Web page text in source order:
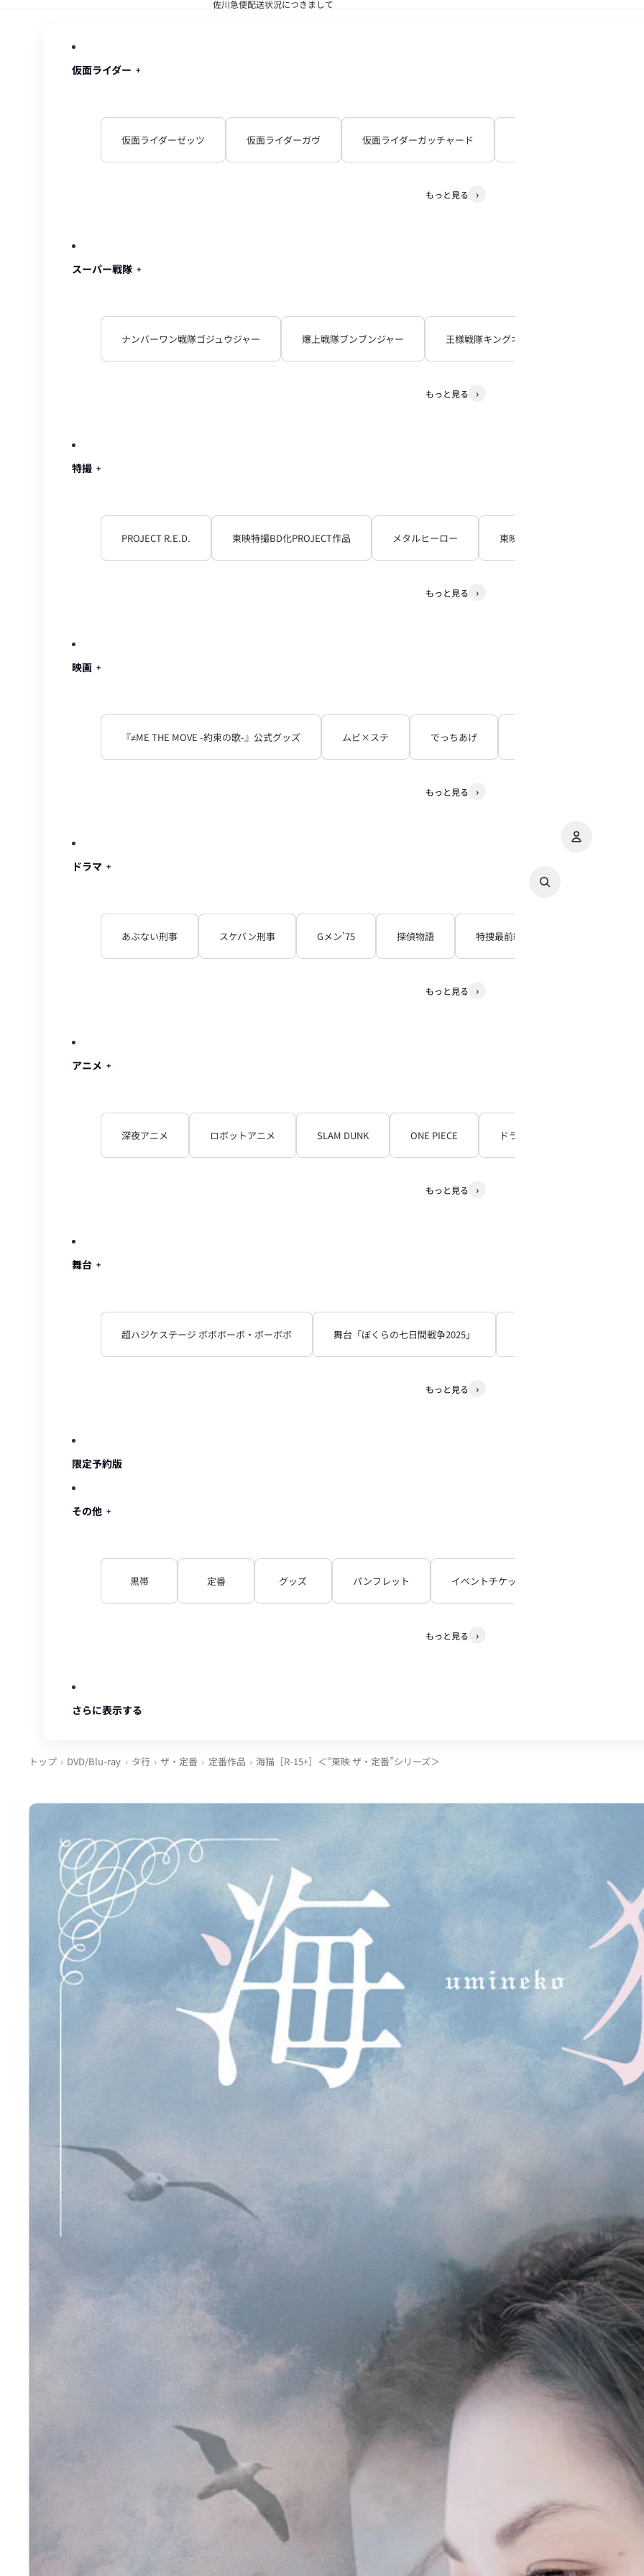
佐川急便配送状況につきまして
佐川急便配送状況につきまして
仮面ライダー
仮面ライダーゼッツ 仮面ライダーガヴ 仮面ライダーガッチャード
もっと見る
スーパー戦隊
ナンバーワン戦隊ゴジュウジャー 爆上戦隊ブンブンジャー 王様戦隊キングオージャー
もっと見る
特撮
PROJECT R.E.D. 東映特撮BD化PROJECT作品 メタルヒーロー 東映TV特撮シリーズ
もっと見る
映画
『≠ME THE MOVE -約束の歌-』公式グッズ ムビ×ステ でっちあげ
もっと見る
ドラマ
あぶない刑事 スケバン刑事 Gメン’75 探偵物語 特捜最前線
もっと見る
アニメ
深夜アニメ ロボットアニメ SLAM DUNK ONE PIECE ドラゴンボール
もっと見る
舞台
超ハジケステージ ボボボーボ・ボーボボ 舞台「ぼくらの七日間戦争2025」
もっと見る
限定予約版
その他
黒帯 定番 グッズ パンフレット イベントチケット
もっと見る
さらに表示する
トップ DVD/Blu-ray タ行 ザ・定番 定番作品 海猫［R-15+］＜“東映 ザ・定番”シリーズ＞